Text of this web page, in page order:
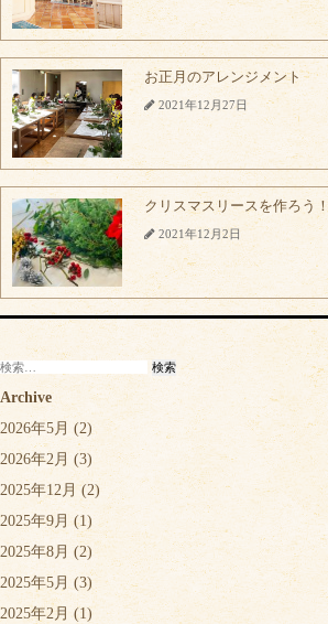
お正月のアレンジメント
2021年12月27日
クリスマスリースを作ろう！
2021年12月2日
検
索:
Archive
2026年5月 (2)
2026年2月 (3)
2025年12月 (2)
2025年9月 (1)
2025年8月 (2)
2025年5月 (3)
2025年2月 (1)